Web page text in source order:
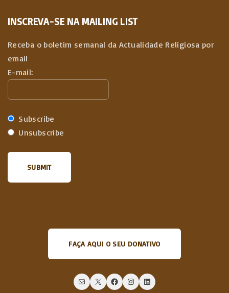
INSCREVA-SE NA MAILING LIST
Receba o boletim semanal da Actualidade Religiosa por
email
E-mail:
Subscribe
Unsubscribe
FAÇA AQUI O SEU DONATIVO
Mail X Facebook Instagram LinkedIn